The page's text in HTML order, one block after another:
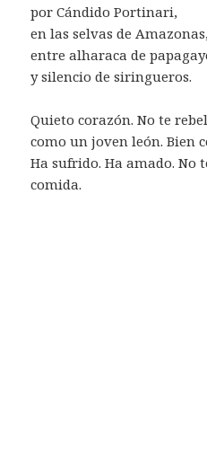
por Cándido Portinari,
en las selvas de Amazonas,
entre alharaca de
y silencio de siringueros.
Quieto corazón. No te
como un joven león. Bien
Ha sufrido. Ha amado. No
comida.